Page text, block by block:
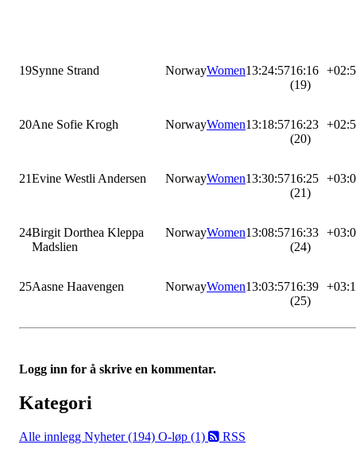
19Synne Strand NorwayWomen13:24:5716:16
(19)
20Ane Sofie Krogh NorwayWomen13:18:5716:23
(20)
21Evine Westli Andersen NorwayWomen13:30:5716:25
(21)
24Birgit Dorthea Kleppa
Madslien
NorwayWomen13:08:5716:33
(24)
25Aasne Haavengen NorwayWomen13:03:5716:39
(25)
Logg inn for å skrive en kommentar.
Kategori
Alle innlegg Nyheter (194) O-løp (1) RSS